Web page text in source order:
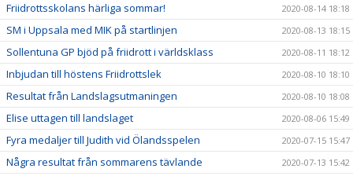
Friidrottsskolans härliga sommar! 2020-08-14 18:18
SM i Uppsala med MIK på startlinjen 2020-08-13 18:15
Sollentuna GP bjöd på friidrott i världsklass 2020-08-11 18:12
Inbjudan till höstens Friidrottslek 2020-08-10 18:10
Resultat från Landslagsutmaningen 2020-08-10 18:08
Elise uttagen till landslaget 2020-08-06 15:49
Fyra medaljer till Judith vid Ölandsspelen 2020-07-15 15:47
Några resultat från sommarens tävlande 2020-07-13 15:42